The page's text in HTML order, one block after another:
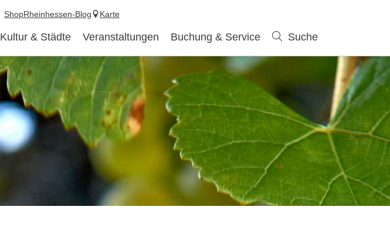
Kultur & Städte Veranstaltungen Buchung & Service Suche
ShopRheinhessen-Blog Karte